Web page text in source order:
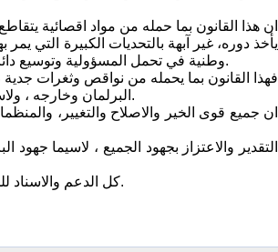
ان هذا القانون بما حمله من مواد اقصائية
يأخذ دوره، غير آبهة بالتحديات الكبيرة التي
وطنية في تحمل المسؤولية وتوسيع دائرة اتخاذ القرار والحؤول دون تكرار الهيمنة والتسلط في الحكم ، وما ترتب على ذلك من انتكاسات وهزائم.
فهذا القانون بما يحمله من نواقص وثغرات
البرلمان وخارجه ، ولاسيما من تلك القوى والاحزاب التي تعارض بثبات الفساد والمحاصصة والفاشلين وتريد اعلاء شأن المواطنة.
ان جميع قوى الخير والاصلاح والتغيير،
التقدير والاعتزاز بجهود الجميع ، لاسيما جهود
كل الدعم والاسناد للجهود والحراك ، وللتظاهرات الحاشدة في بغداد والمحافظات، الرافضة للفساد والمحاصصة وقانون تأبيدها.